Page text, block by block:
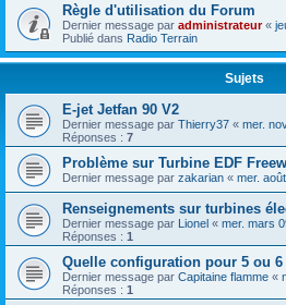
Règle d'utilisation du Forum
Dernier message par administrateur«
Publié dans Radio Terrain
Sujets
E-jet Jetfan 90 V2
Dernier message par Thierry37 « mer.
Réponses : 7
Problème sur Turbine EDF
Dernier message par zakarian « mer.
Renseignements sur turbines
Dernier message par Lionel « mer. mars
Réponses : 1
Quelle configuration pour 5 ou
Dernier message par Capitaine flamme «
Réponses : 1